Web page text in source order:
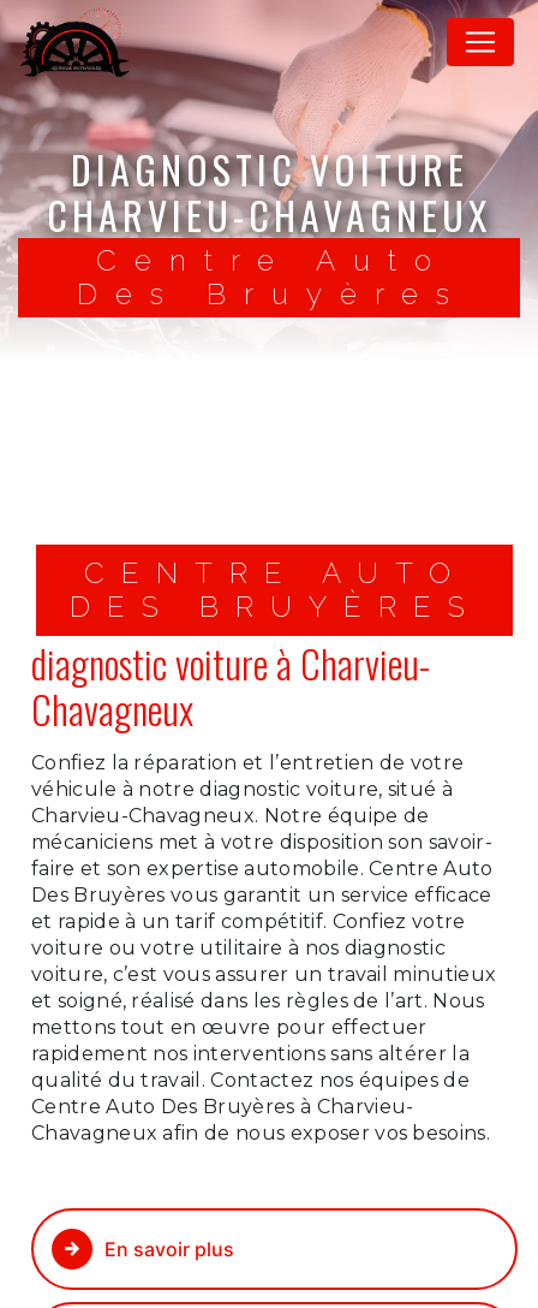
DIAGNOSTIC VOITURE
CHARVIEU-CHAVAGNEUX
Centre Auto
Des Bruyères
CENTRE AUTO
DES BRUYÈRES
diagnostic voiture à Charvieu-
Chavagneux
Confiez la réparation et l’entretien de votre
véhicule à notre diagnostic voiture, situé à
Charvieu-Chavagneux. Notre équipe de
mécaniciens met à votre disposition son savoir-
faire et son expertise automobile. Centre Auto
Des Bruyères vous garantit un service efficace
et rapide à un tarif compétitif. Confiez votre
voiture ou votre utilitaire à nos diagnostic
voiture, c’est vous assurer un travail minutieux
et soigné, réalisé dans les règles de l’art. Nous
mettons tout en œuvre pour effectuer
rapidement nos interventions sans altérer la
qualité du travail. Contactez nos équipes de
Centre Auto Des Bruyères à Charvieu-
Chavagneux afin de nous exposer vos besoins.
En savoir plus
Panneau de gestion des cookies